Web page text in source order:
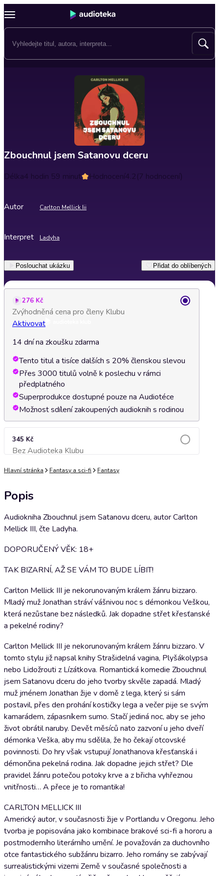
Zbouchnul jsem Satanovu dceru
Délka4 hodin 59 minut Hodnocení4.2(7 hodnocení)
Autor Carlton Mellick Iii
Interpret Ladyha
Poslouchat ukázku Přidat do oblíbených
276 Kč
Zvýhodněná cena pro členy Klubu
Aktivovat
14 dní na zkoušku zdarma
Tento titul a tisíce dalších s 20% členskou slevou
Přes 3000 titulů volně k poslechu v rámci
předplatného
Superprodukce dostupné pouze na Audiotéce
Možnost sdílení zakoupených audioknih s rodinou
345 Kč
Bez Audioteka KlubuPřidat do košíku
Hlavní stránka Fantasy a sci-fi Fantasy
Popis
Audiokniha Zbouchnul jsem Satanovu dceru, autor Carlton
Mellick III, čte Ladyha.
DOPORUČENÝ VĚK: 18+
TAK BIZARNÍ, AŽ SE VÁM TO BUDE LÍBIT!
Carlton Mellick III je nekorunovaným králem žánru bizzaro.
Mladý muž Jonathan stráví vášnivou noc s démonkou Veškou,
která nezůstane bez následků. Jak dopadne střet křesťanské
a pekelné rodiny?
Carlton Mellick III je nekorunovaným králem žánru bizzaro. V
tomto stylu již napsal knihy Strašidelná vagina, Plyšákolypsa
nebo Lidožrouti z Lízátkova. Romantická komedie Zbouchnul
jsem Satanovu dceru do jeho tvorby skvěle zapadá. Mladý
muž jménem Jonathan žije v domě z lega, který si sám
postavil, přes den prohání kostičky lega a večer pije se svým
kamarádem, zápasníkem sumo. Stačí jediná noc, aby se jeho
život obrátil naruby. Devět měsíců nato zazvoní u jeho dveří
démonka Veška, aby mu sdělila, že ho čekají otcovské
povinnosti. Do hry však vstupují Jonathanova křesťanská i
démončina pekelná rodina. Jak dopadne jejich střet? Dle
pravidel žánru potečou potoky krve a z břicha vyhřeznou
vnitřnosti… A přece je to romantika!
CARLTON MELLICK III
Americký autor, v současnosti žije v Portlandu v Oregonu. Jeho
tvorba je popisována jako kombinace brakové sci-fi a hororu a
postmoderního literárního umění. Je považován za duchovního
otce fantastického subžánru bizarro. Jeho romány se zabývají
surrealistickými vizemi Země v současné společnosti a